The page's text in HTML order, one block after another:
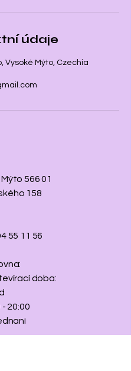
údaje
Vysoké Mýto, Czechia
566 01
158
55 11 56
doba:
- 20:00